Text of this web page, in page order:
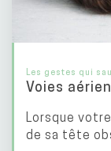
Les gestes qui
Voies
Lorsque
de sa tête